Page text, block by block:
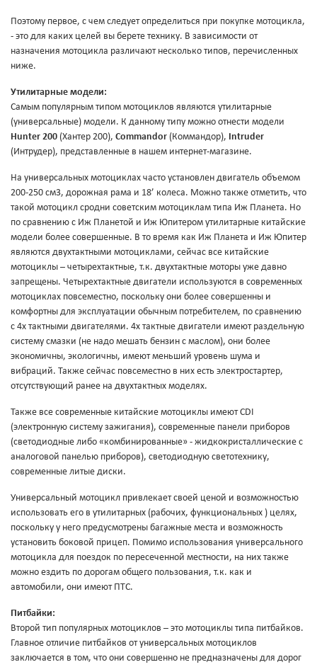
Поэтому первое, с чем следует определиться при покупке мотоцикла,
- это для каких целей вы берете технику. В зависимости от
назначения мотоцикла различают несколько типов, перечисленных
ниже.
Утилитарные модели:
Самым популярным типом мотоциклов являются утилитарные
(универсальные) модели. К данному типу можно отнести модели
Hunter 200 (Хантер 200), Commandor (Коммандор), Intruder
(Интрудер), представленные в нашем интернет-магазине.
На универсальных мотоциклах часто установлен двигатель объемом
200-250 см3, дорожная рама и 18’ колеса. Можно также отметить, что
такой мотоцикл сродни советским мотоциклам типа Иж Планета. Но
по сравнению с Иж Планетой и Иж Юпитером утилитарные китайские
модели более совершенные. В то время как Иж Планета и Иж Юпитер
являются двухтактными мотоциклами, сейчас все китайские
мотоциклы – четырехтактные, т.к. двухтактные моторы уже давно
запрещены. Четырехтактные двигатели используются в современных
мотоциклах повсеместно, поскольку они более совершенны и
комфортны для эксплуатации обычным потребителем, по сравнению
с 4х тактными двигателями. 4х тактные двигатели имеют раздельную
систему смазки (не надо мешать бензин с маслом), они более
экономичны, экологичны, имеют меньший уровень шума и
вибраций. Также сейчас повсеместно в них есть электростартер,
отсутствующий ранее на двухтактных моделях.
Также все современные китайские мотоциклы имеют CDI
(электронную систему зажигания), современные панели приборов
(светодиодные либо «комбинированные» - жидкокристаллические с
аналоговой панелью приборов), светодиодную светотехнику,
современные литые диски.
Универсальный мотоцикл привлекает своей ценой и возможностью
использовать его в утилитарных (рабочих, функциональных ) целях,
поскольку у него предусмотрены багажные места и возможность
установить боковой прицеп. Помимо использования универсального
мотоцикла для поездок по пересеченной местности, на них также
можно ездить по дорогам общего пользования, т.к. как и
автомобили, они имеют ПТС.
Питбайки:
Второй тип популярных мотоциклов – это мотоциклы типа питбайков.
Главное отличие питбайков от универсальных мотоциклов
заключается в том, что они совершенно не предназначены для дорог